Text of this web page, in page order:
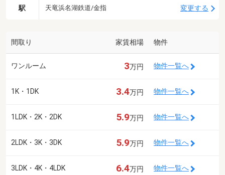
駅 天竜浜名湖鉄道/金指 変更する
間取り 家賃相場 物件
ワンルーム 3万円 物件一覧へ
1K・1DK 3.4万円 物件一覧へ
1LDK・2K・2DK 5.9万円 物件一覧へ
2LDK・3K・3DK 5.9万円 物件一覧へ
3LDK・4K・4LDK 6.4万円 物件一覧へ